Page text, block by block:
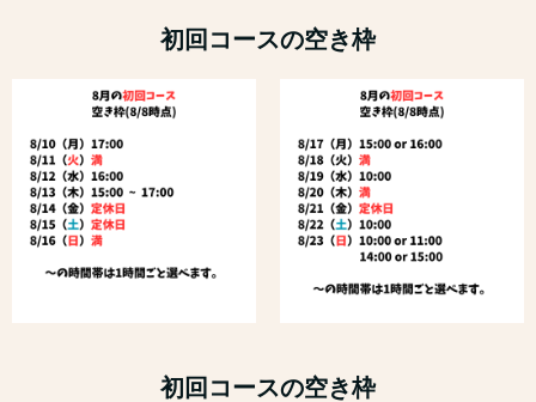
初回コースの空き枠
初回コースの空き枠